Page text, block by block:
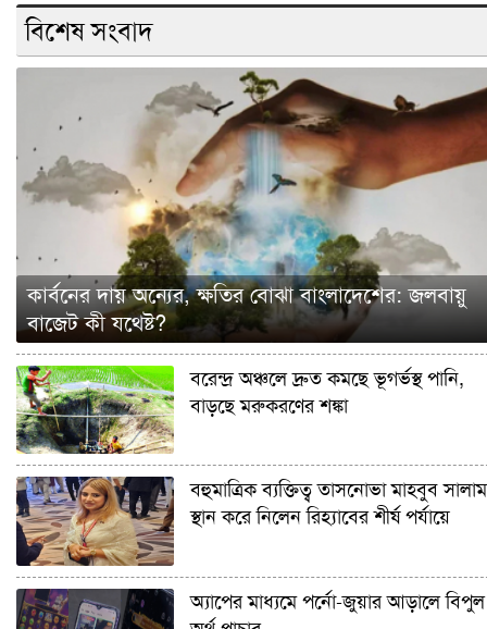
বিশেষ সংবাদ
কার্বনের দায় অন্যের, ক্ষতির বোঝা বাংলাদেশের: জলবায়ু
বাজেট কী যথেষ্ট?
বরেন্দ্র অঞ্চলে দ্রুত কমছে ভূগর্ভস্থ পানি,
বাড়ছে মরুকরণের শঙ্কা
বহুমাত্রিক ব্যক্তিত্ব তাসনোভা মাহবুব সালাম
স্থান করে নিলেন রিহ্যাবের শীর্ষ পর্যায়ে
অ্যাপের মাধ্যমে পর্নো-জুয়ার আড়ালে বিপুল